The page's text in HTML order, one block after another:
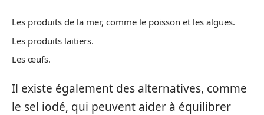
Les produits de la mer, comme le poisson et les algues.
Les produits laitiers.
Les œufs.
Il existe également des alternatives, comme
le sel iodé, qui peuvent aider à équilibrer